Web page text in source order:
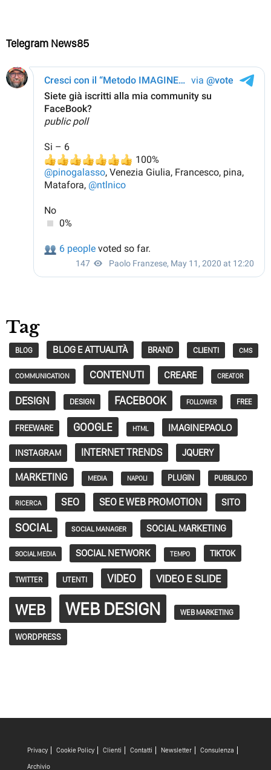
Telegram News85
Tag
BLOG BLOG E ATTUALITÀ BRAND CLIENTI CMS
COMMUNICATION CONTENUTI CREARE CREATOR
DESIGN DESIGN FACEBOOK FOLLOWER FREE
FREEWARE GOOGLE HTML IMAGINEPAOLO
INSTAGRAM INTERNET TRENDS JQUERY
MARKETING MEDIA NAPOLI PLUGIN PUBBLICO
RICERCA SEO SEO E WEB PROMOTION SITO
SOCIAL SOCIAL MANAGER SOCIAL MARKETING
SOCIAL MEDIA SOCIAL NETWORK TEMPO TIKTOK
TWITTER UTENTI VIDEO VIDEO E SLIDE
WEB WEB DESIGN WEB MARKETING
WORDPRESS
Privacy Cookie Policy Clienti Contatti Newsletter Consulenza
Archivio